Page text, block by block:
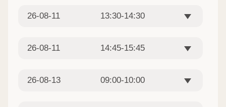
26-08-11 13:30-14:30
26-08-11 14:45-15:45
26-08-13 09:00-10:00